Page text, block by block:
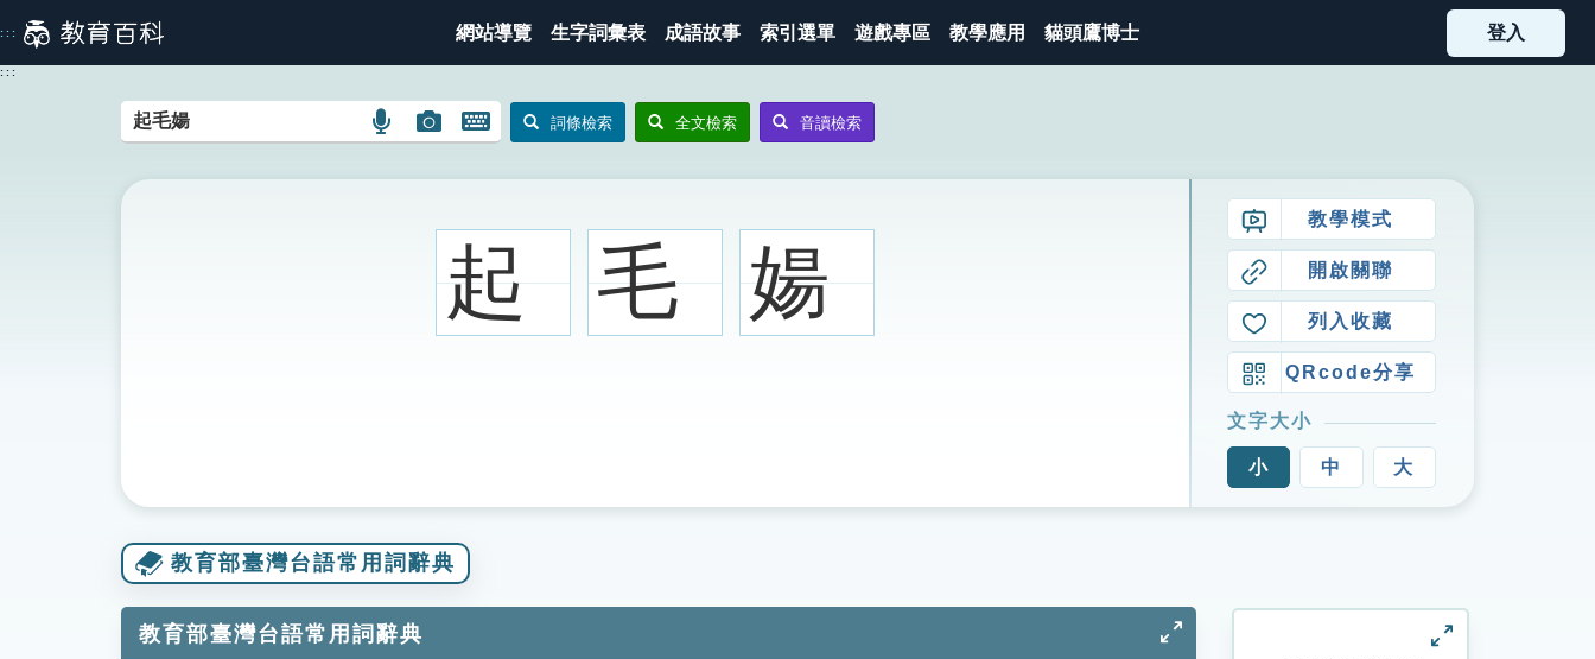
到
主
::: 網站導覽 生字詞彙表 成語故事 索引選單 遊戲專區 教學應用 貓頭鷹博士 登入
:::
語
搜
圖
搜
圖
開
鍵
圖
示
詞條檢索 全文檢索 音讀檢索
起 毛 婸
教學模式
開啟關聯
列入收藏
QRcode分享
文字大小
小 中 大
教育部臺灣台語常用詞辭典
教育部臺灣台語常用詞辭典